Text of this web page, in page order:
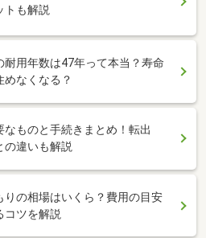
トも解説
耐用年数は47年って本当？寿命
めなくなる？
なものと手続きまとめ！転出
の違いも解説
りの相場はいくら？費用の目安
コツを解説